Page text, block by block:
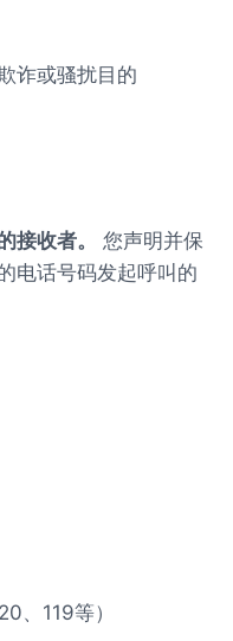
诈或骚扰目的
接收者。
您声明并保
电话号码发起呼叫的
、119等）